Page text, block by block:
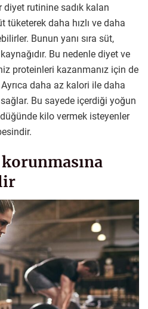
diyet rutinine sadık kalan
tüketerek daha hızlı ve daha
Bunun yanı sıra süt,
Bu nedenle diyet ve
proteinleri kazanmanız için de
daha az kalori ile daha
Bu sayede içerdiği yoğun
kilo vermek isteyenler